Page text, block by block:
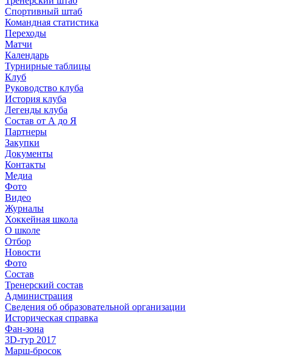
Спортивный штаб
Командная статистика
Переходы
Матчи
Календарь
Турнирные таблицы
Клуб
Руководство клуба
История клуба
Легенды клуба
Состав от А до Я
Партнеры
Закупки
Документы
Контакты
Медиа
Фото
Видео
Журналы
Хоккейная школа
О школе
Отбор
Новости
Фото
Состав
Тренерский состав
Администрация
Сведения об образовательной организации
Историческая справка
Фан-зона
3D-тур 2017
Марш-бросок